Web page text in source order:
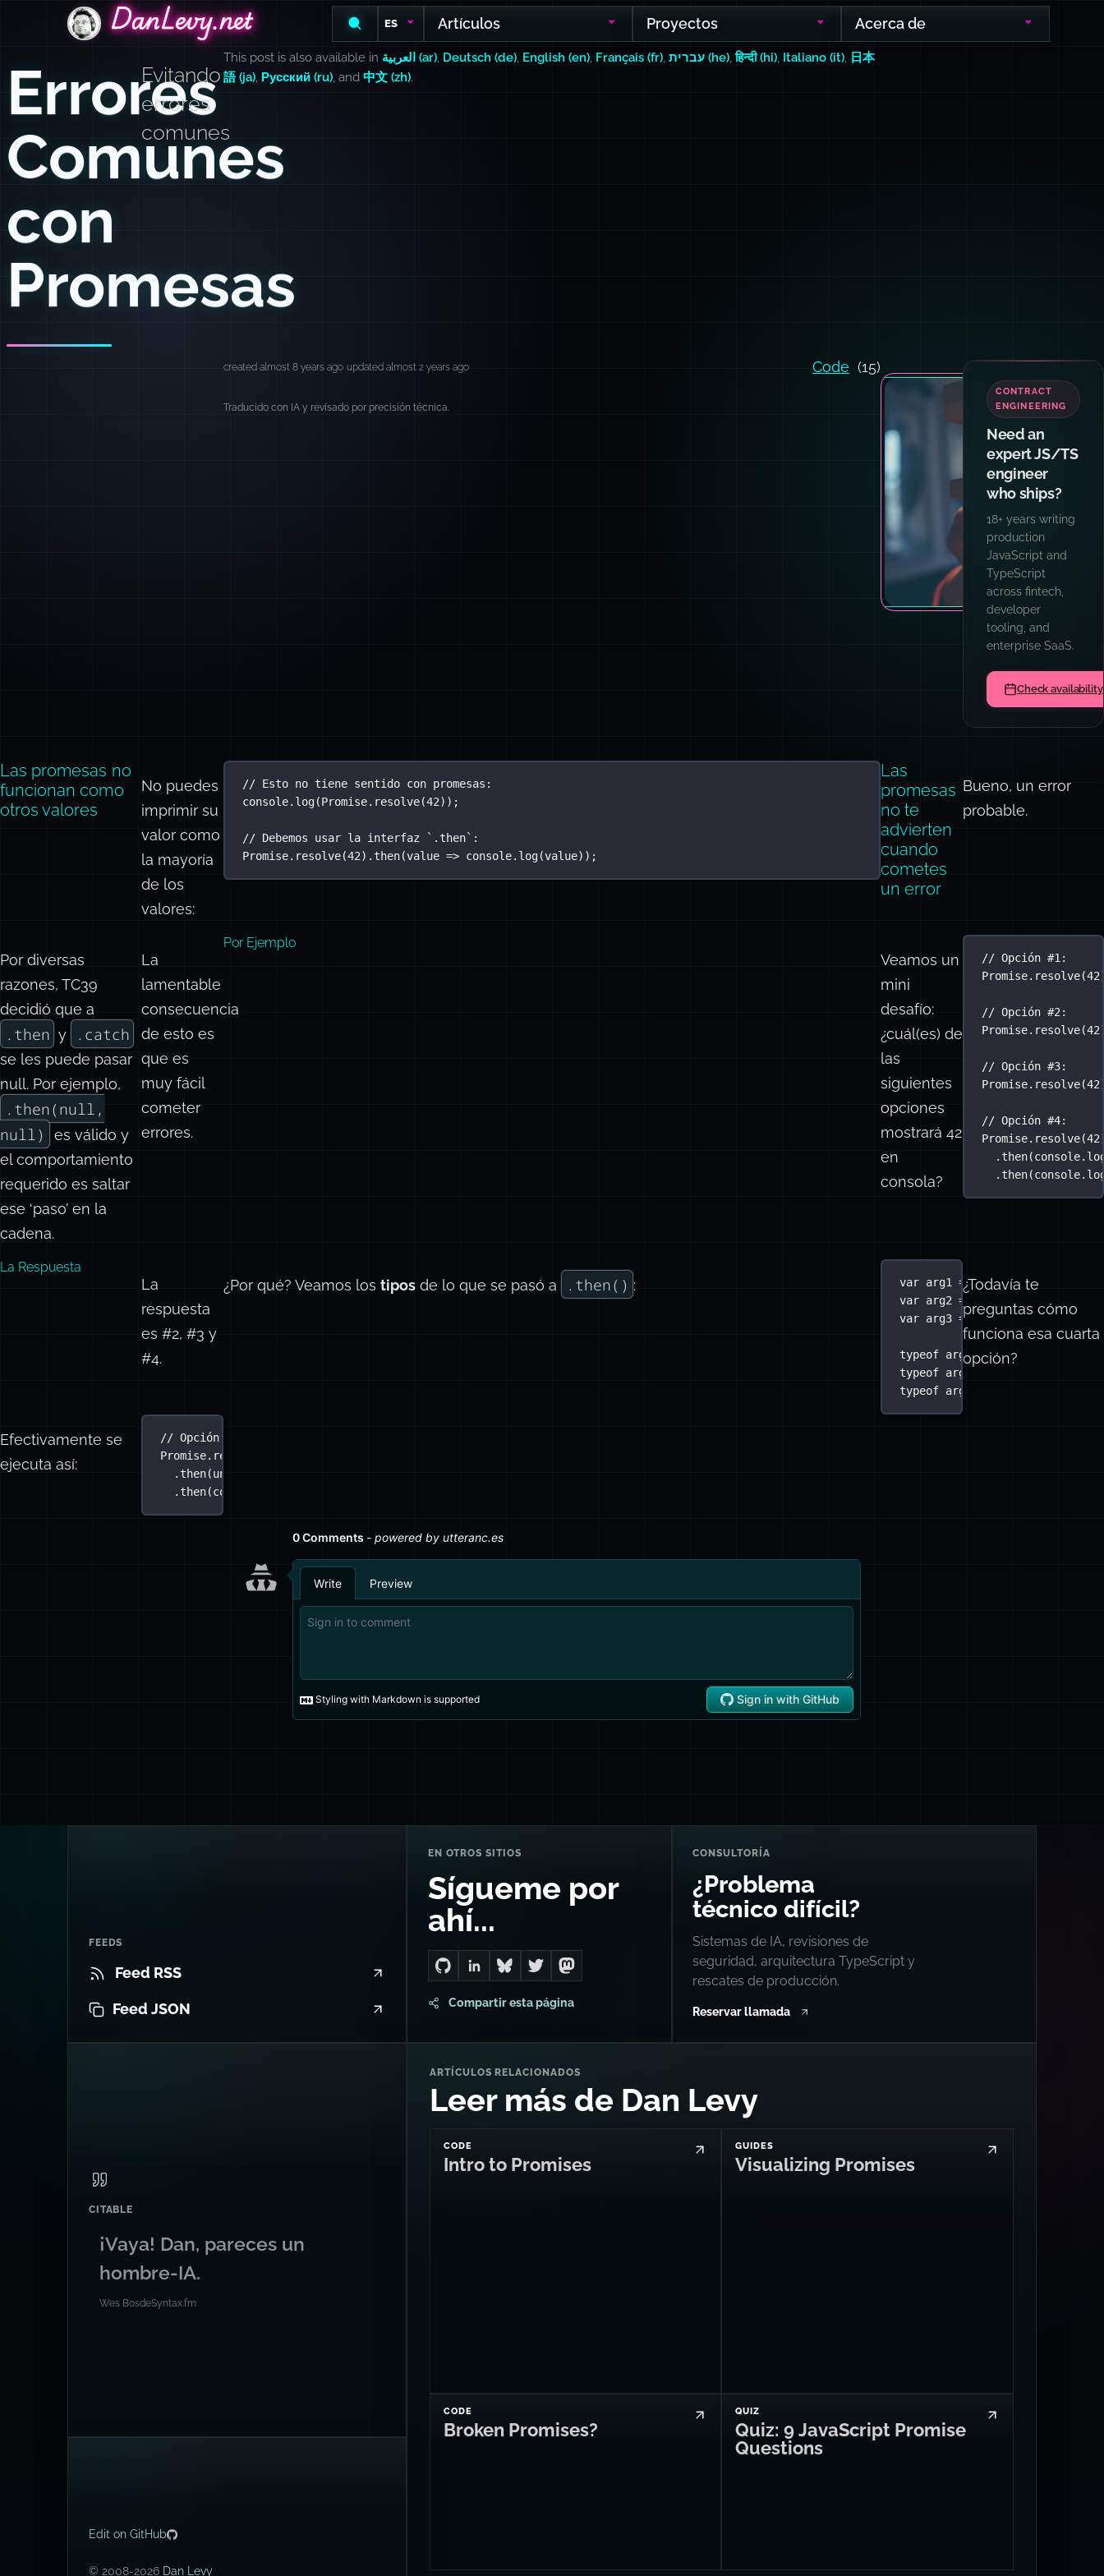
DanLevy.netDanLevy.net
DanLevy.net ES Artículos Proyectos Acerca de
Errores
Comunes
con
Promesas
Evitando
errores
comunes
This post is also available in العربية (ar) Deutsch (de) English (en) Français (fr) עברית (he) ,हिन्दी (hi) Italiano (it)
日本
語 (ja) Русский (ru) , and 中文 (zh).
created almost 8 years ago updated almost 2 years ago Code (15)
Traducido con IA y revisado por precisión técnica.
CONTRACT
ENGINEERING
Need an
expert JS/TS
engineer
who ships?
18+ years writing
production
JavaScript and
TypeScript
across fintech,
developer
tooling, and
enterprise SaaS.
Check availability
Las promesas no
funcionan como
otros valores
No puedes
imprimir su
valor como
la mayoría
de los
valores:
// Esto no tiene sentido con promesas:
console. log(Promise. resolve(42));
// Debemos usar la interfaz `.then`:
Promise. resolve(42). then(value => console. log(value));
Las
promesas
no te
advierten
cuando
cometes
un error
Bueno, un error
probable.
Por diversas
razones, TC39
decidió que a
.then y .catch
se les puede pasar
null. Por ejemplo,
.then(null,
null)
es válido y
el comportamiento
requerido es saltar
ese ‘paso’ en la
cadena.
La
lamentable
consecuencia
de esto es
que es
muy fácil
cometer
errores.
Por Ejemplo
Veamos un
mini
desafío:
¿cuál(es) de
las
siguientes
opciones
mostrará 42
en
consola?
// Opción #1:
Promise. resolve(42
// Opción #2:
Promise. resolve(42
// Opción #3:
Promise. resolve(42
// Opción #4:
Promise. resolve(42
. then(console.
. then
La Respuesta
La
respuesta
es #2, #3 y
#4.
¿Por qué? Veamos los tipos de lo que se pasó a .then() : var arg1 = console. log
var arg2 =
console.log;
var arg3 = value => console.
typeof arg1 === "undefined
typeof arg2
typeof arg3
¿Todavía te
preguntas cómo
funciona esa cuarta
opción?
Efectivamente se
ejecuta así:
// Opción #4 - efectivamente
Promise. resolve
. then(undefined
. then(console.log);
FEEDS
Feed RSS
Feed JSON
CITABLE
¡Vaya! Dan, pareces un
hombre-IA.
Wes BosdeSyntax.fm
EN OTROS SITIOS
Sígueme por
ahí...
Go to Dan's GitHub
Connect with me on LinkedIn
Follow me on Bluesky
Follow me on Twitter
Follow me on Mastodon
Compartir esta página
CONSULTORÍA
¿Problema
técnico difícil?
Sistemas de IA, revisiones de
seguridad, arquitectura TypeScript y
rescates de producción.
Reservar llamada
ARTÍCULOS RELACIONADOS
Leer más de Dan Levy
CODE
Intro to Promises
GUIDES
Visualizing Promises
CODE
Broken Promises?
QUIZ
Quiz: 9 JavaScript Promise
Questions
Edit on GitHub
© 2008-2026 Dan Levy